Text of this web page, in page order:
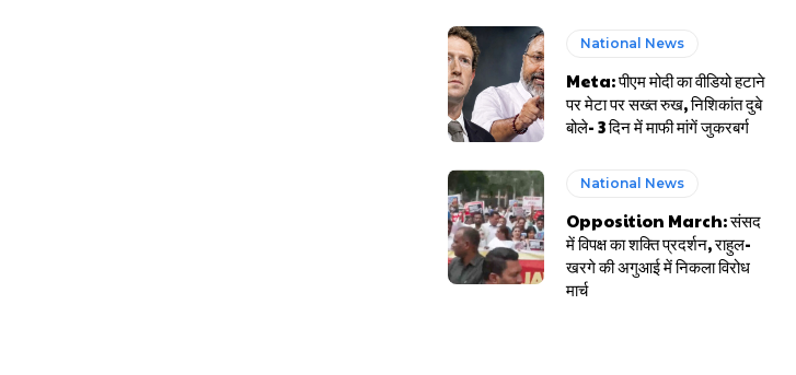
National News
Meta: पीएम मोदी का वीडियो हटाने
पर मेटा पर सख्त रुख, निशिकांत दुबे
बोले- 3 दिन में माफी मांगें जुकरबर्ग
National News
Opposition March: संसद
में विपक्ष का शक्ति प्रदर्शन, राहुल-
खरगे की अगुआई में निकला विरोध
मार्च